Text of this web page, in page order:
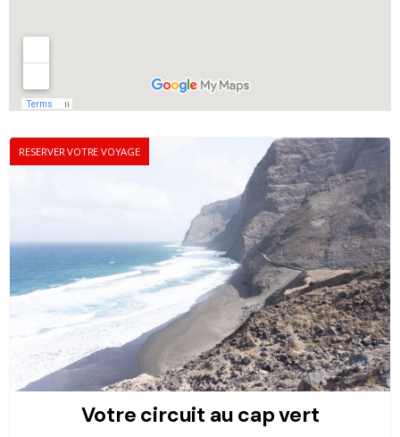
Votre circuit au cap vert
RESERVER VOTRE VOYAGE